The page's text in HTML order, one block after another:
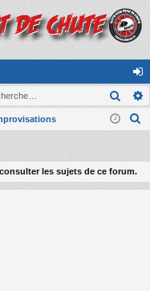
on
ne
on
e
les sujets de ce forum.